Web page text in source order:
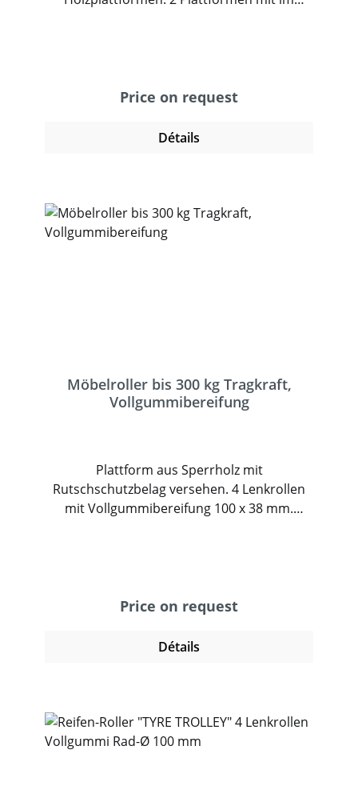
Rillenkugellager, Feststeller an den
kg.
Price on request
Détails
Möbelroller bis 300 kg Tragkraft,
Vollgummibereifung
Plattform aus Sperrholz mit
Rutschschutzbelag versehen. 4 Lenkrollen
mit Vollgummibereifung 100 x 38 mm.
Price on request
Détails